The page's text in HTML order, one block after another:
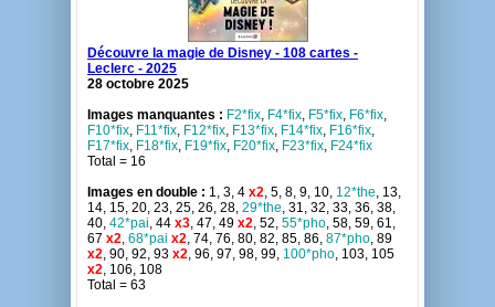
Découvre la magie de Disney - 108 cartes -
Leclerc - 2025
28 octobre 2025
Images manquantes : F2*fix, F4*fix, F5*fix, F6*fix,
F10*fix, F11*fix, F12*fix, F13*fix, F14*fix, F16*fix,
F17*fix, F18*fix, F19*fix, F20*fix, F23*fix, F24*fix
Total = 16
Images en double : 1, 3, 4 x2, 5, 8, 9, 10, 12*the, 13,
14, 15, 20, 23, 25, 26, 28, 29*the, 31, 32, 33, 36, 38,
40, 42*pai, 44 x3, 47, 49 x2, 52, 55*pho, 58, 59, 61,
67 x2, 68*pai x2, 74, 76, 80, 82, 85, 86, 87*pho, 89
x2, 90, 92, 93 x2, 96, 97, 98, 99, 100*pho, 103, 105
x2, 106, 108
Total = 63